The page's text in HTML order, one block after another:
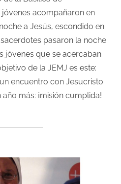
acompañaron en
a Jesús, escondido en
pasaron la noche
jóvenes que se acercaban
de la JEMJ es este:
encuentro con Jesucristo
más: ¡misión cumplida!